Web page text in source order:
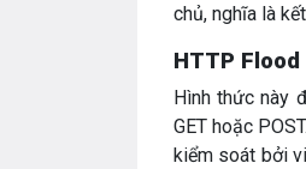
chủ, nghĩa là
HTTP Flood
Hình thức này
GET hoặc
kiểm soát bởi